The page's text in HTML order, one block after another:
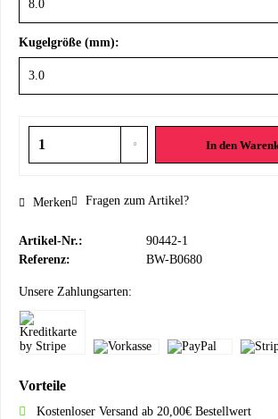
Kugelgröße (mm):
In den
Merken Fragen zum Artikel?
Artikel-Nr.:
90442-1
Referenz:
BW-B0680
Unsere Zahlungsarten:
Vorteile
Kostenloser Versand ab 20,00€ Bestellwert